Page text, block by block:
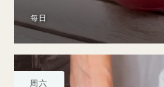
每日
周六